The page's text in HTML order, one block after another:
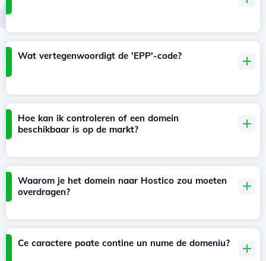
Wat vertegenwoordigt de 'EPP'-code?
Hoe kan ik controleren of een domein
beschikbaar is op de markt?
Waarom je het domein naar Hostico zou moeten
overdragen?
Ce caractere poate contine un nume de domeniu?